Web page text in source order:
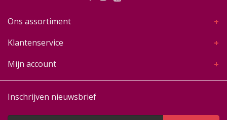
Ons assortiment
Klantenservice
Mijn account
Inschrijven nieuwsbrief